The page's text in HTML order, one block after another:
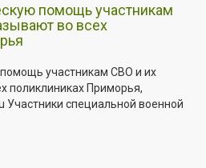
помощь участникам
во всех
участникам СВО и их
поликлиниках Приморья,
Участники специальной военной